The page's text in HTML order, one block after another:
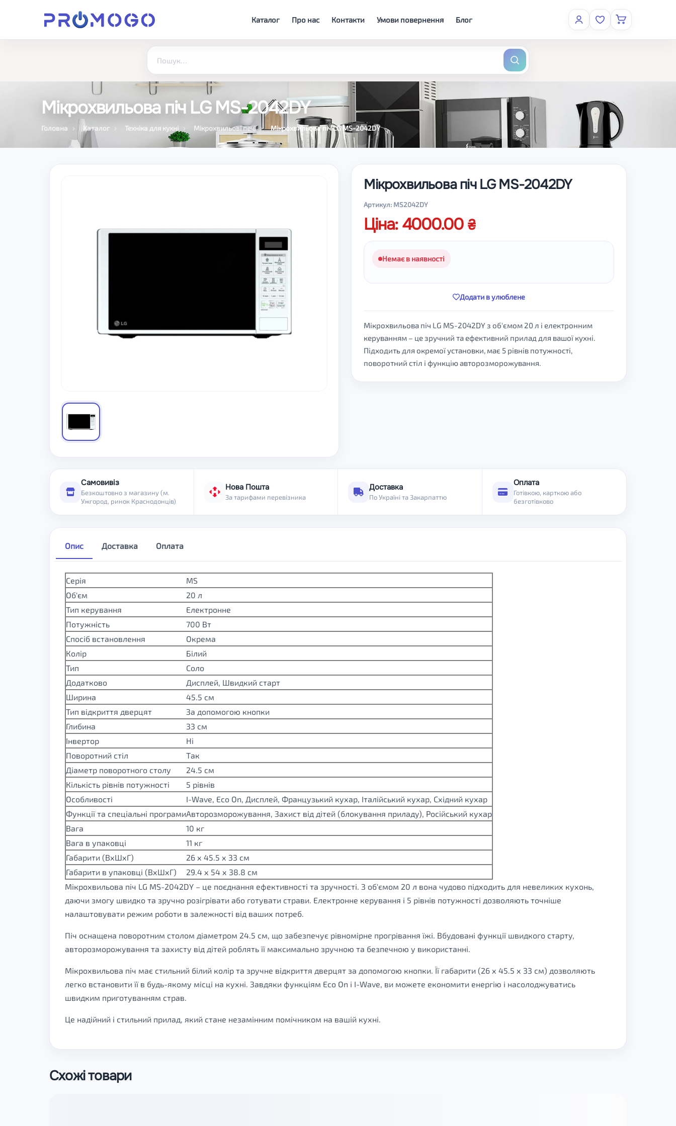
Каталог Про нас Контакти Умови повернення Блог
Мікрохвильова піч LG MS-2042DY
Головна Каталог Техніка для кухні Мікрохвильові печі Мікрохвильова піч LG MS-2042DY
Мікрохвильова піч LG MS-2042DY
Артикул: MS2042DY
Ціна: 4000.00
Немає в наявності
Додати в улюблене
Мікрохвильова піч LG MS-2042DY з об'ємом 20 л і електронним
керуванням – це зручний та ефективний прилад для вашої кухні.
Підходить для окремої установки, має 5 рівнів потужності,
поворотний стіл і функцію авторозморожування.
Самовивіз
Безкоштовно з магазину (м.
Ужгород, ринок Краснодонців)
Нова Пошта
За тарифами перевізника
Доставка
По Україні та Закарпаттю
Оплата
Готівкою, карткою або
безготівково
Опис Доставка Оплата
Серія
MS
Об'єм
20 л
Тип керування
Електронне
Потужність
700 Вт
Спосіб встановлення
Окрема
Колір
Білий
Тип
Соло
Додатково
Дисплей, Швидкий старт
Ширина
45.5 см
Тип відкриття дверцят
За допомогою кнопки
Глибина
33 см
Інвертор
Ні
Поворотний стіл
Так
Діаметр поворотного столу
24.5 см
Кількість рівнів потужності
5 рівнів
Особливості
I-Wave, Eco On, Дисплей, Французький кухар, Італійський кухар, Східний кухар
Функції та спеціальні програмиАвторозморожування, Захист від дітей (блокування приладу), Російський кухар
Вага
10 кг
Вага в упаковці
11 кг
Габарити (ВхШхГ)
26 х 45.5 х 33 см
Габарити в упаковці (ВхШхГ)
29.4 х 54 х 38.8 см
Мікрохвильова піч LG MS-2042DY – це поєднання ефективності та зручності. З об'ємом 20 л вона чудово підходить для невеликих кухонь,
даючи змогу швидко та зручно розігрівати або готувати страви. Електронне керування і 5 рівнів потужності дозволяють точніше
налаштовувати режим роботи в залежності від ваших потреб.
Піч оснащена поворотним столом діаметром 24.5 см, що забезпечує рівномірне прогрівання їжі. Вбудовані функції швидкого старту,
авторозморожування та захисту від дітей роблять її максимально зручною та безпечною у використанні.
Мікрохвильова піч має стильний білий колір та зручне відкриття дверцят за допомогою кнопки. Її габарити (26 х 45.5 х 33 см) дозволяють
легко встановити її в будь-якому місці на кухні. Завдяки функціям Eco On і I-Wave, ви можете економити енергію і насолоджуватись
швидким приготуванням страв.
Це надійний і стильний прилад, який стане незамінним помічником на вашій кухні.
Схожі товари